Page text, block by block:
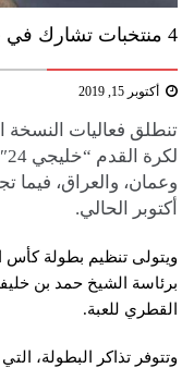
4 منتخبات تشارك في خليجي 24 الشهر المقبل
أكتوبر 15, 2019
أكتوبر الحالي.
ويتولى تنظيم بطولة كأس
برئاسة الشيخ حمد بن
القطري للعبة.